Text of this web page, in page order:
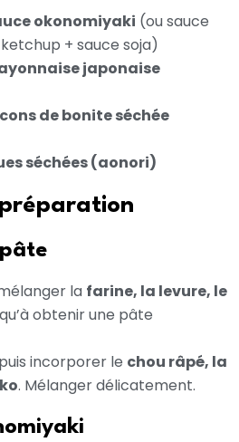
okonomiyaki (ou sauce
+ sauce soja)
japonaise
de bonite séchée
séchées (aonori)
la farine, la levure, le
obtenir une pâte
incorporer le chou râpé, la
. Mélanger délicatement.